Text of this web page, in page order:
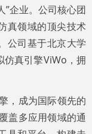
”企业。公司核心团
真领域的顶尖技术
公司基于北京大学
仿真引擎ViWo，拥
，成为国际领先的
盖多应用领域的通